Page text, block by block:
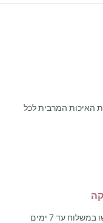
האיכות המרבית לכל
אנו מקבלים החזרות עבור מוצרים שנרכשו במשלוח עד 7 ימים